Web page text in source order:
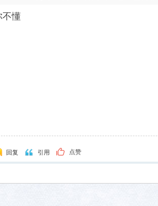
不懂
回复 引用 点赞